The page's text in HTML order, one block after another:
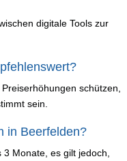
digitale Tools zur
schützen,
sein.
in Beerfelden?
Monate, es gilt jedoch,